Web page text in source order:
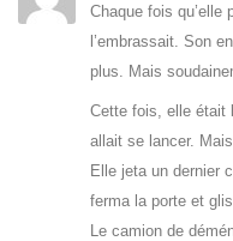
Chaque fois qu’elle
l’embrassait. Son
plus. Mais
Cette fois, elle était
allait se lancer.
Elle jeta un dernier
ferma la porte et
Le camion de